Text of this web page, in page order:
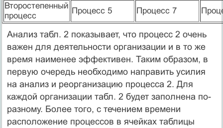
Второстепенный
процесс
Процесс 5 Процесс 7
Анализ табл. 2 показывает, что процесс 2 очень
важен для деятельности организации и в то же
время наименее эффективен. Таким образом, в
первую очередь необходимо направить усилия
на анализ и реорганизацию процесса 2. Для
каждой организации табл. 2 будет заполнена по-
разному. Более того, с течением времени
расположение процессов в ячейках таблицы